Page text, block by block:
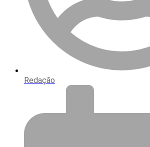
Redação